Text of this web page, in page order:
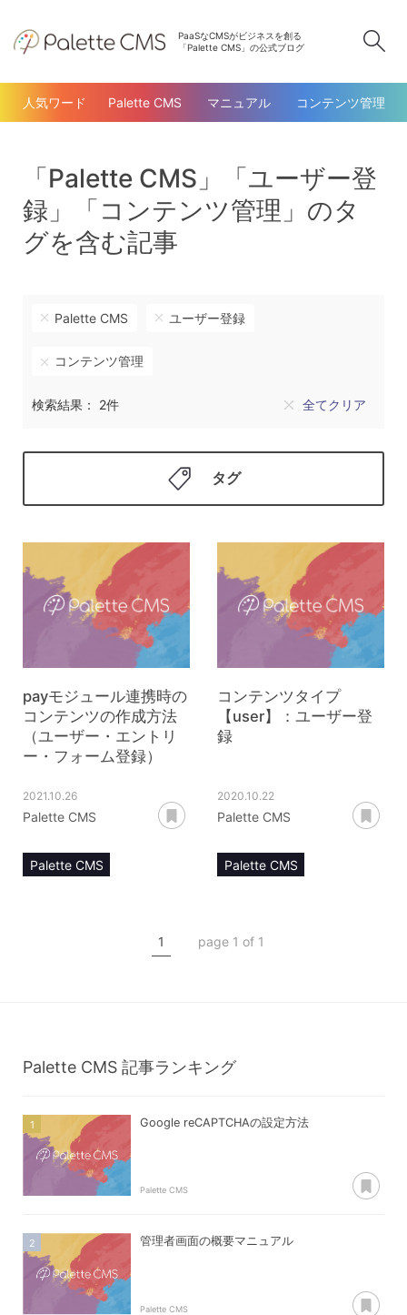
PaaSなCMSがビジネスを創る
「Palette CMS」の公式ブログ
人気ワード Palette CMS マニュアル コンテンツ管理
「Palette CMS」「ユーザー登
録」「コンテンツ管理」のタ
グを含む記事
Palette CMS ユーザー登録
コンテンツ管理
検索結果： 2件 全てクリア
タグ
payモジュール連携時の
コンテンツの作成方法
（ユーザー・エントリ
ー・フォーム登録）
2021.10.26
Palette CMS
あとで読む
Palette CMS
コンテンツタイプ【pay】
コンテンツタイプ
【user】：ユーザー登
録
2020.10.22
Palette CMS
Palette CMS
1 page 1 of 1
Palette CMS 記事ランキング
Google reCAPTCHAの設定方法
Palette CMS
管理者画面の概要マニュアル
Palette CMS